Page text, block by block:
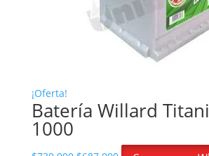
¡Oferta!
Batería Willard
1000
El precio original era:
El precio actual es: